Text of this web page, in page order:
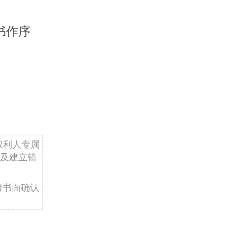
作序
人专属
建立镜
面确认